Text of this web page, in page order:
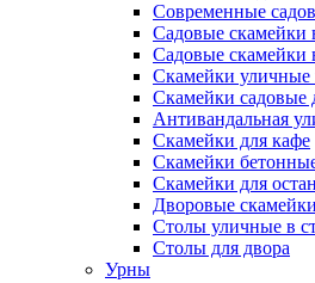
Современные
Садовые скамейки
Садовые скамейки
Скамейки уличные
Скамейки садовые
Антивандальная
Скамейки для кафе
Скамейки
Скамейки для
Дворовые скамейки
Столы уличные в
Столы для двора
Урны